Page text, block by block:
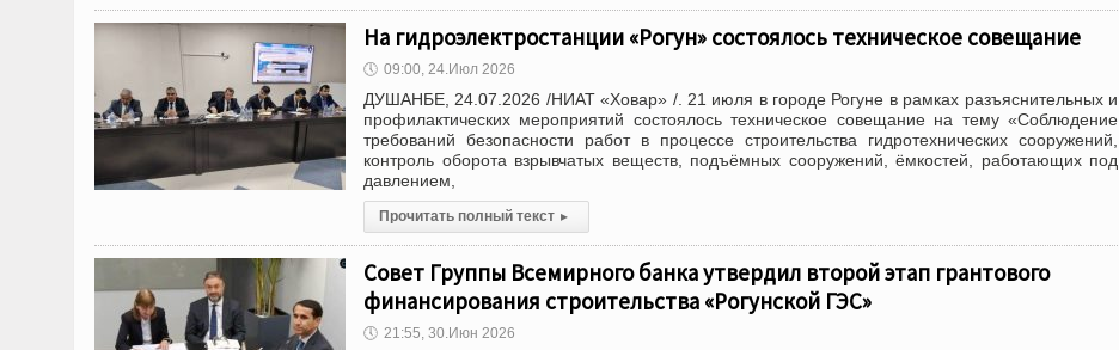
На гидроэлектростанции «Рогун» состоялось техническое совещание
🕔 09:00, 24.Июл 2026
ДУШАНБЕ, 24.07.2026 /НИАТ «Ховар» /. 21 июля в городе Рогуне в рамках разъяснительных и
профилактических мероприятий состоялось техническое совещание на тему «Соблюдение
требований безопасности работ в процессе строительства гидротехнических сооружений,
контроль оборота взрывчатых веществ, подъёмных сооружений, ёмкостей, работающих под
давлением,
Прочитать полный текст ▸
Совет Группы Всемирного банка утвердил второй этап грантового
финансирования строительства «Рогунской ГЭС»
🕔 21:55, 30.Июн 2026